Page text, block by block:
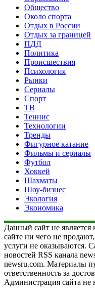
Общество
Около спорта
Отдых в России
Отдых за границей
ПДД
Политика
Происшествия
Психология
Рынки
Сериалы
Спорт
ТВ
Теннис
Технологии
Тренды
Фигурное катание
Фильмы и сериалы
Футбол
Хоккей
Шахматы
Шоу-бизнес
Экология
Экономика
Данный сайт не
сайте ни чего не
услуги не оказываются.
новостей RSS канала
newsru.com. Материалы
ответственность за
Администрация сайта не